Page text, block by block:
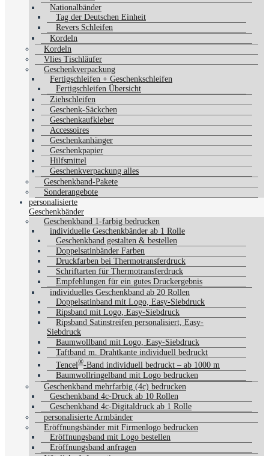
Nationalbänder
Tag der Deutschen Einheit
Revers Schleifen
Kordeln
Kordeln
Vlies Tischläufer
Geschenkverpackung
Fertigschleifen + Geschenkschleifen
Fertigschleifen Übersicht
Ziehschleifen
Geschenk-Säckchen
Geschenkaufkleber
Accessoires
Geschenkanhänger
Geschenkpapier
Hilfsmittel
Geschenkverpackung alles
Geschenkband-Pakete
Sonderangebote
personalisierte
Geschenkbänder
Geschenkband 1-farbig bedrucken
individuelle Geschenkbänder ab 1 Rolle
Geschenkband gestalten & bestellen
Doppelsatinbänder Farben
Druckfarben bei Thermotransferdruck
Schriftarten für Thermotransferdruck
Empfehlungen für ein gutes Druckergebnis
individuelles Geschenkband ab 20 Rollen
Doppelsatinband mit Logo, Easy-Siebdruck
Ripsband mit Logo, Easy-Siebdruck
Ripsband Satinstreifen personalisiert, Easy-
Siebdruck
Baumwollband mit Logo, Easy-Siebdruck
Taftband m. Drahtkante individuell bedruckt
Tencel®-Band individuell bedruckt – ab 1000 m
Baumwollringelband mit Logo bedrucken
Geschenkband mehrfarbig (4c) bedrucken
Geschenkband 4c-Druck ab 10 Rollen
Geschenkband 4c-Digitaldruck ab 1 Rolle
personalisierte Armbänder
Eröffnungsbänder mit Firmenlogo bedrucken
Eröffnungsband mit Logo bestellen
Eröffnungsband anfragen